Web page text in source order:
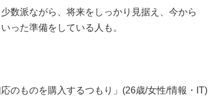
数派ながら、将来をしっかり見据え、今から
った準備をしている人も。
のものを購入するつもり」(26歳/女性/情報・IT)